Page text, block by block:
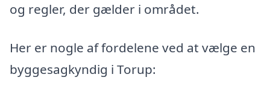
og regler, der gælder i området.
Her er nogle af fordelene ved at vælge en
byggesagkyndig i Torup: